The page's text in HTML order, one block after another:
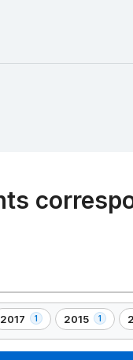
2017 1
,
1
2015 1
,
1
,
1